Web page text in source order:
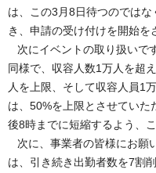
は、この3月8日待つのでは
き、申請の受け付けを開始を
次にイベントの取り扱いで
同様で、収容人数1万人を超
人を上限、そして収容人員1
は、50%を上限とさせてい
後8時までに短縮するよう、
次に、事業者の皆様にお願
は、引き続き出勤者数を7割